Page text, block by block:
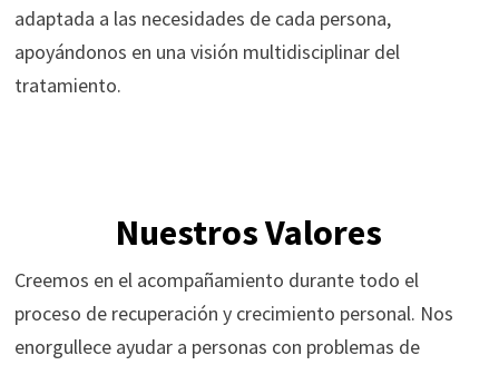
adaptada a las necesidades de cada persona,
apoyándonos en una visión multidisciplinar del
tratamiento.
Nuestros Valores
Creemos en el acompañamiento durante todo el
proceso de recuperación y crecimiento personal. Nos
enorgullece ayudar a personas con problemas de